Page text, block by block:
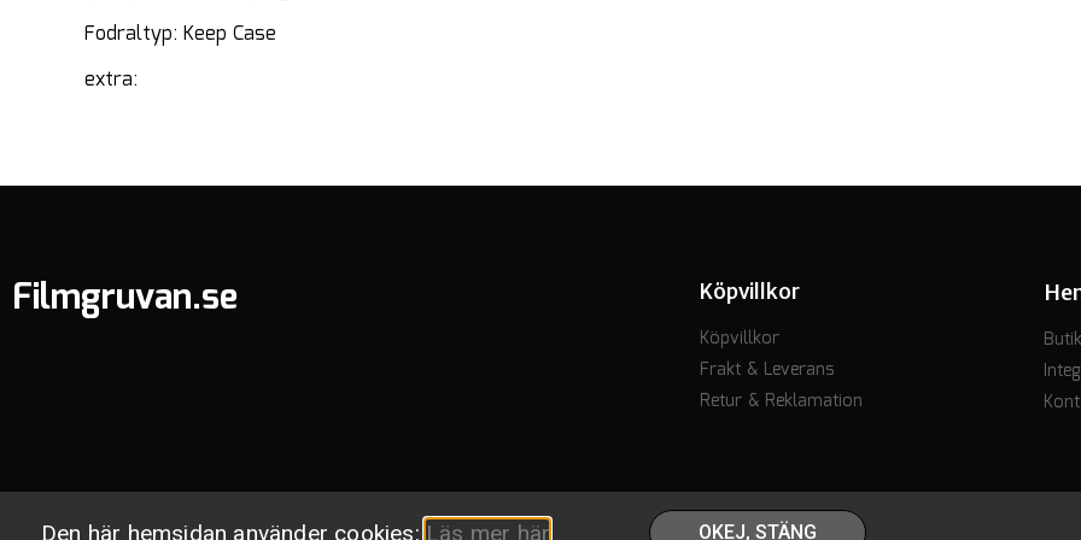
Fodraltyp: Keep Case
extra:
Filmgruvan.se
Köpvillkor
Köpvillkor
Frakt & Leverans
Retur & Reklamation
Butik
Den här hemsidan använder cookies: Läs mer här OKEJ, STÄNG